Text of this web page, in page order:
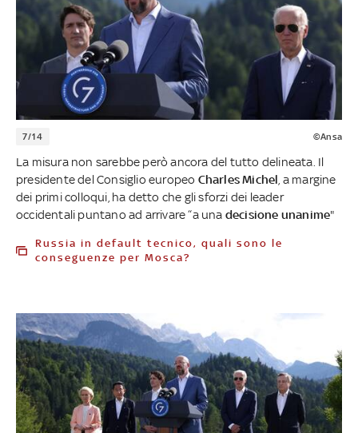
7/14 ©Ansa
La misura non sarebbe però ancora del tutto delineata. Il
presidente del Consiglio europeo Charles Michel , a margine
dei primi colloqui, ha detto che gli sforzi dei leader
occidentali puntano ad arrivare “a una decisione unanime"
Russia in default tecnico, quali sono le
conseguenze per Mosca?